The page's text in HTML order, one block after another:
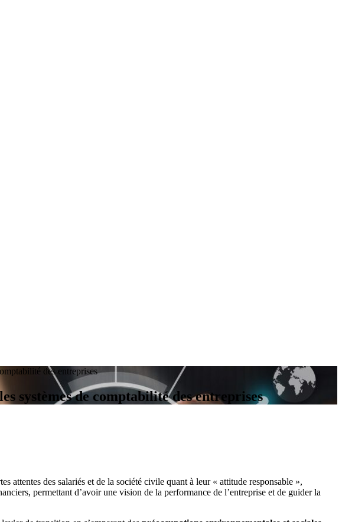
des entreprises
systèmes de comptabilité des entreprises
attentes des salariés et de la société civile quant à leur « attitude responsable »,
permettant d’avoir une vision de la performance de l’entreprise et de guider la